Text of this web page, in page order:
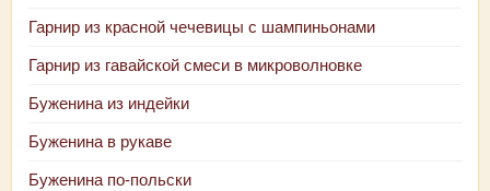
Гарнир из красной чечевицы с шампиньонами
Гарнир из гавайской смеси в микроволновке
Буженина из индейки
Буженина в рукаве
Буженина по-польски